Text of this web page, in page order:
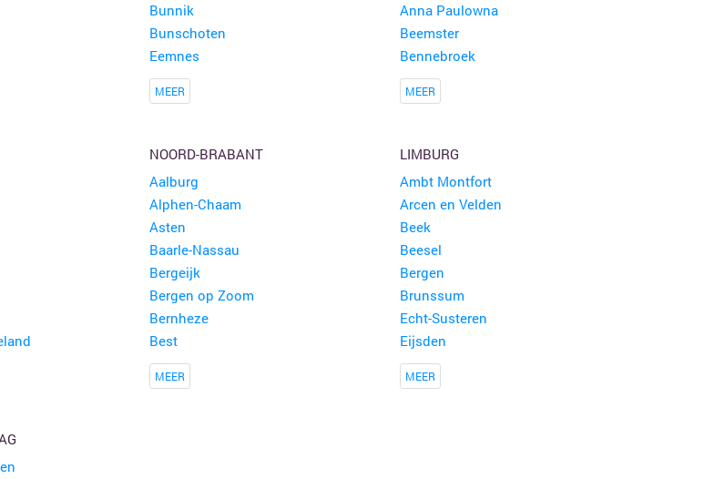
Bunnik
Bunschoten
Eemnes
MEER
Anna Paulowna
Beemster
Bennebroek
MEER
NOORD-BRABANT
Aalburg
Alphen-Chaam
Asten
Baarle-Nassau
Bergeijk
Bergen op Zoom
Bernheze
Best
MEER
LIMBURG
Ambt Montfort
Arcen en Velden
Beek
Beesel
Bergen
Brunssum
Echt-Susteren
Eijsden
MEER